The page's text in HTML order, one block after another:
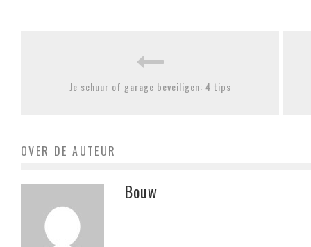
Je schuur of garage beveiligen: 4 tips
OVER DE AUTEUR
Bouw